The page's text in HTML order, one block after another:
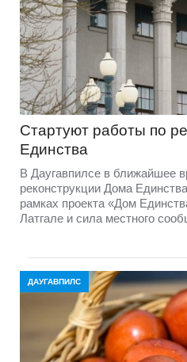
Стартуют работы по
Единства
В Даугавпилсе в ближайшее
реконструкции Дома
рамках проекта «Дом
Латгале и сила местного
ДАУГАВПИЛС